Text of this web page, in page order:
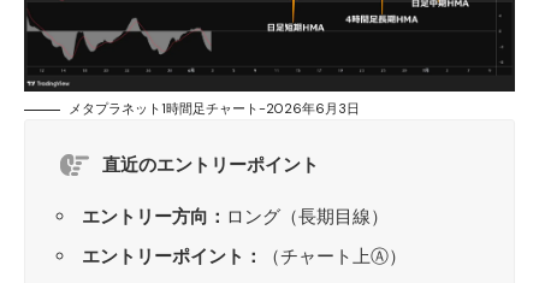
メタプラネット1時間足チャート-2026年6月3日
直近のエントリーポイント
エントリー方向： ロング（長期目線）
エントリーポイント：
（チャート上Ⓐ）